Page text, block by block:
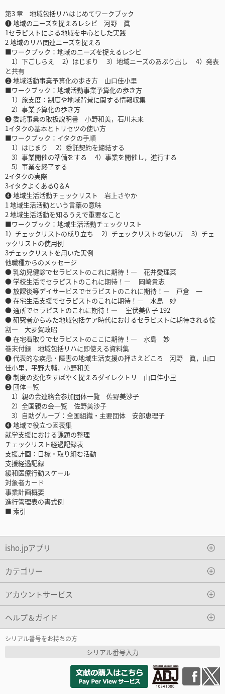
第3 章 地域包括リハはじめてワークブック
❶ 地域のニーズを捉えるレシピ 河野 眞
1セラピストによる地域を中心とした実践
2 地域のリハ関連ニーズを捉える
■ワークブック：地域のニーズを捉えるレシピ
1）下ごしらえ 2）はじまり 3）地域ニーズのあぶり出し 4）発表
と共有
❷ 地域活動事業予算化の歩き方 山口佳小里
■ワークブック：地域活動事業予算化の歩き方
1）旅支度：制度や地域背景に関する情報収集
2）事業予算化の歩き方
❸ 委託事業の取扱説明書 小野和美，石川未来
1イタクの基本とトリセツの使い方
■ワークブック：イタクの手順
1）はじまり 2）委託契約を締結する
3）事業開催の準備をする 4）事業を開催し，進行する
5）事業を終了する
2イタクの実際
3イタクよくあるQ＆A
❹ 地域生活活動チェックリスト 岩上さやか
1 地域生活活動という言葉の意味
2 地域生活活動を知るうえで重要なこと
■ワークブック：地域生活活動チェックリスト
1）チェックリストの成り立ち 2）チェックリストの使い方 3）チェ
ックリストの使用例
3チェックリストを用いた実例
他職種からのメッセージ
● 乳幼児健診でセラピストのこれに期待！― 花井愛理菜
● 学校生活でセラピストのこれに期待！― 岡崎貴志
● 放課後等デイサービスでセラピストのこれに期待！― 戸倉 一
● 在宅生活支援でセラピストのこれに期待！― 水島 妙
● 通所でセラピストのこれに期待！― 室伏美佐子 192
● 研究者からみた地域包括ケア時代におけるセラピストに期待される役
割― 大夛賀政昭
● 在宅看取りでセラピストのここに期待！― 水島 妙
巻末付録 地域包括リハに即使える資料集
❶ 代表的な疾患・障害の地域生活支援の押さえどころ 河野 眞，山口
佳小里，平野大輔，小野和美
❷ 制度の変化をすばやく捉えるダイレクトリ 山口佳小里
❸ 団体一覧
1）親の会連絡会参加団体一覧 佐野美沙子
2）全国親の会一覧 佐野美沙子
3）自助グループ：全国組織・主要団体 安部恵理子
❹ 地域で役立つ図表集
就学支援における課題の整理
チェックリスト経過記録表
支援計画：目標・取り組む活動
支援経過記録
緩和医療行動スケール
対象者カード
事業計画概要
進行管理表の書式例
■ 索引
isho.jpアプリ
カテゴリー
アカウントサービス
ヘルプ＆ガイド
シリアル番号をお持ちの方
シリアル番号入力